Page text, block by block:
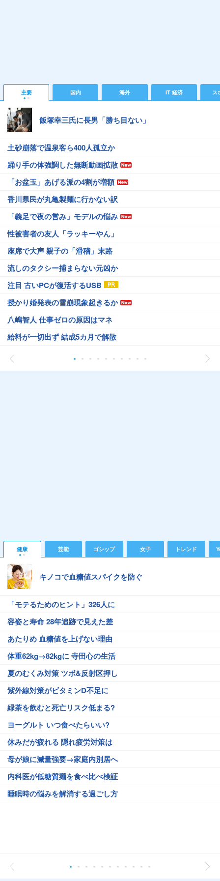
主要 国内 海外 IT 経済 ス
飯塚幸三氏に長男「勝ち目ない」
土砂崩落で温泉客ら400人孤立か
踊り手の体強調した無断動画拡散
「お盆玉」あげる派の4割が増額
香川県民が丸亀製麺に行かない訳
「義足で夜の営み」モデルの悩み
性被害者の友人「ラッキーやん」
座席で大声 親子の「滑稽」末路
流しのタクシー捕まらない元凶か
注目 古いPCが復活するUSB
授かり婚発表の雪崩現象起きるか
八嶋智人 仕事ゼロの原因はマネ
給料が一切出ず 結成5カ月で解散
健康 芸能 ゴシップ 女子 トレンド
キノコで血糖値スパイクを防ぐ
「モテるためのヒント」326人に
容姿と寿命 28年追跡で見えた差
あたりめ 血糖値を上げない理由
体重62kg→82kgに 寺田心の生活
夏のむくみ対策 ツボ&反射区押し
紫外線対策がビタミンD不足に
緑茶を飲むと死亡リスク低まる?
ヨーグルト いつ食べたらいい?
休みだが疲れる 隠れ疲労対策は
母が娘に減量強要→家庭内別居へ
内科医が低糖質麺を食べ比べ検証
睡眠時の悩みを解消する過ごし方